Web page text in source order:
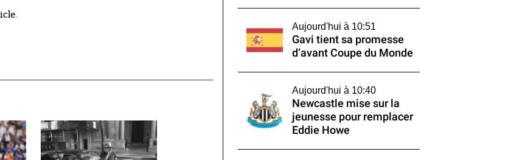
Aujourd'hui à 10:51
Gavi tient sa promesse
d’avant Coupe du Monde
Aujourd'hui à 10:40
Newcastle mise sur la
jeunesse pour remplacer
Eddie Howe